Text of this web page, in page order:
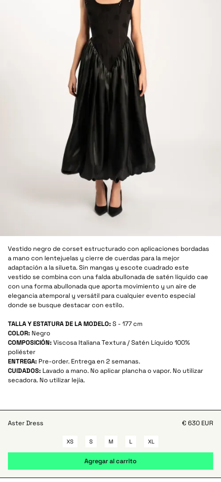
Vestido negro de corset estructurado con aplicaciones bordadas
a mano con lentejuelas y cierre de cuerdas para la mejor
adaptación a la silueta. Sin mangas y escote cuadrado este
vestido se combina con una falda abullonada de satén líquido cae
con una forma abullonada que aporta movimiento y un aire de
elegancia atemporal y versátil para cualquier evento especial
donde se busque destacar con estilo.
TALLA Y ESTATURA DE LA MODELO: S - 177 cm
COLOR: Negro
COMPOSICIÓN: Viscosa Italiana Textura / Satén Líquido 100%
poliéster
ENTREGA: Pre-order. Entrega en 2 semanas.
CUIDADOS: Lavado a mano. No aplicar plancha o vapor. No utilizar
secadora. No utilizar lejía.
Aster Dress € 630 EUR
XS S M L XL